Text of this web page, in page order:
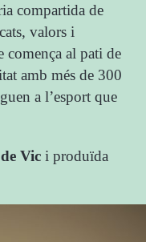
compartida de
valors i
comença al pati de
amb més de 300
a l’esport que
Vic i produïda